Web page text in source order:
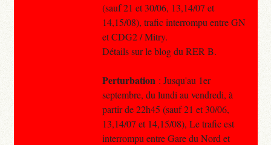
(sauf 21 et 30/06, 13,14/07 et
14,15/08), trafic interrompu entre GN
et CDG2 / Mitry.
Détails sur le blog du RER B.
Perturbation : Jusqu'au 1er
septembre, du lundi au vendredi, à
partir de 22h45 (sauf 21 et 30/06,
13,14/07 et 14,15/08), Le trafic est
interrompu entre Gare du Nord et